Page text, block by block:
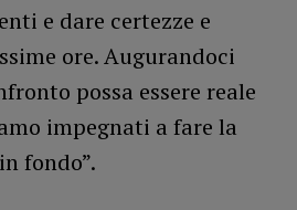
e dare certezze e
ore. Augurandoci
possa essere reale
impegnati a fare la
fondo”.